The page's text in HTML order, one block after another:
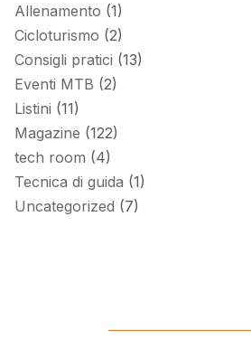
Allenamento (1)
Cicloturismo (2)
Consigli pratici (13)
Eventi MTB (2)
Listini (11)
Magazine (122)
tech room (4)
Tecnica di guida (1)
Uncategorized (7)